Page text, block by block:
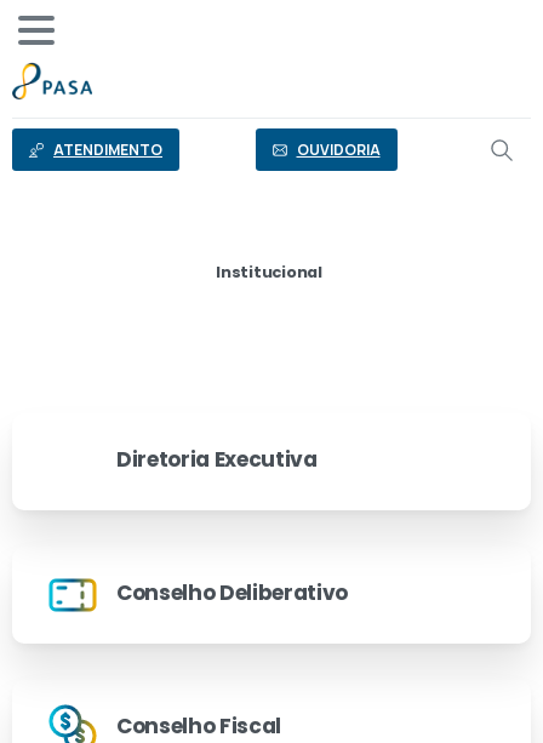
conteúdo
ATENDIMENTO OUVIDORIA
Institucional
Diretoria Executiva
Conselho Deliberativo
Conselho Fiscal